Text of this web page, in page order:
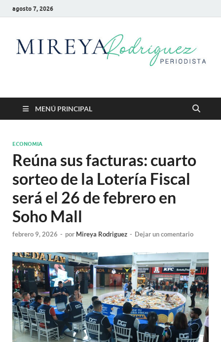
agosto 7, 2026
Mireya Rodriguez
MENÚ PRINCIPAL
ECONOMIA
Reúna sus facturas: cuarto
sorteo de la Lotería Fiscal
será el 26 de febrero en
Soho Mall
febrero 9, 2026 - por Mireya Rodriguez - Dejar un comentario